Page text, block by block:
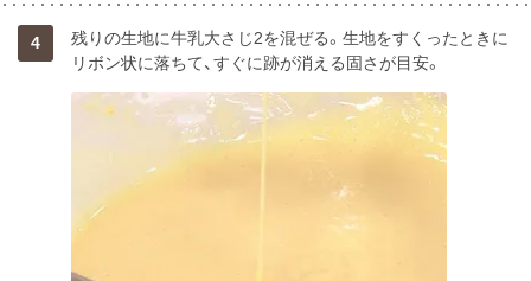
4
残りの生地に牛乳大さじ2を混ぜる。生地をすくったときに
リボン状に落ちて、すぐに跡が消える固さが目安。